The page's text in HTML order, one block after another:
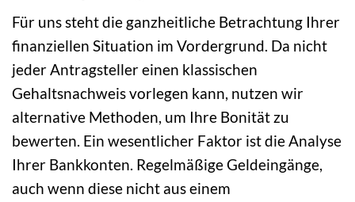
Für uns steht die ganzheitliche Betrachtung Ihrer
finanziellen Situation im Vordergrund. Da nicht
jeder Antragsteller einen klassischen
Gehaltsnachweis vorlegen kann, nutzen wir
alternative Methoden, um Ihre Bonität zu
bewerten. Ein wesentlicher Faktor ist die Analyse
Ihrer Bankkonten. Regelmäßige Geldeingänge,
auch wenn diese nicht aus einem